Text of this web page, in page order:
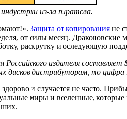
из-за пиратсва.
Защита от копирования не
от силы месяц.
раскрутку и оследующую
издателя составляет
дисков дистрибуторам, то
и случается не часто.
миры и вселенные,